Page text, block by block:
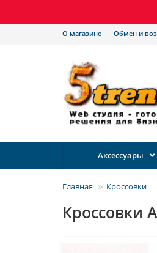
О магазине Обмен и
Аксессуары
Главная Кроссовки
Кроссовки